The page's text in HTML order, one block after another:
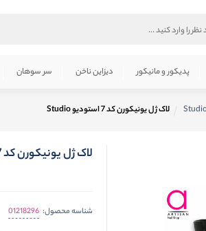
پدیکور و مانیکور دیزاین ناخن سر سوهان
لاک ژل یونیکورن کد 7 استودیو Studio
لاک ژل یونیکورن کد 7 استودیو Studio
شناسه محصول: 01218296